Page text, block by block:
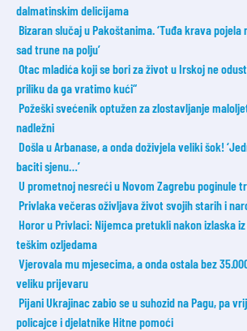
dalmatinskim delicijama
Bizaran slučaj u Pakoštanima. ‘Tuđa krava
sad trune na polju’
Otac mladića koji se bori za život u Irskoj ne
priliku da ga vratimo kući“
Požeški svećenik optužen za zlostavljanje
nadležni
Došla u Arbanase, a onda doživjela veliki šok!
baciti sjenu…’
U prometnoj nesreći u Novom Zagrebu poginule
Privlaka večeras oživljava život svojih starih i
Horor u Privlaci: Nijemca pretukli nakon izlaska
teškim ozljedama
Vjerovala mu mjesecima, a onda ostala bez
veliku prijevaru
Pijani Ukrajinac zabio se u suhozid na Pagu, pa
policajce i djelatnike Hitne pomoći